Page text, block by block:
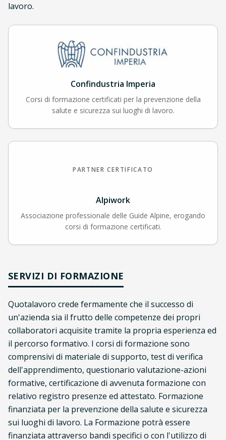
lavoro.
Confindustria Imperia
Corsi di formazione certificati per la prevenzione della
salute e sicurezza sui luoghi di lavoro.
PARTNER CERTIFICATO
Alpiwork
Associazione professionale delle Guide Alpine, erogando
corsi di formazione certificati.
SERVIZI DI FORMAZIONE
Quotalavoro crede fermamente che il successo di
un'azienda sia il frutto delle competenze dei propri
collaboratori acquisite tramite la propria esperienza ed
il percorso formativo. I corsi di formazione sono
comprensivi di materiale di supporto, test di verifica
dell'apprendimento, questionario valutazione-azioni
formative, certificazione di avvenuta formazione con
relativo registro presenze ed attestato. Formazione
finanziata per la prevenzione della salute e sicurezza
sui luoghi di lavoro. La Formazione potrà essere
finanziata attraverso bandi specifici o con l'utilizzo di